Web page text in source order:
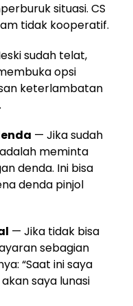
situasi. CS
tidak kooperatif.
sudah telat,
opsi
keterlambatan
— Jika sudah
meminta
denda. Ini bisa
denda pinjol
— Jika tidak bisa
sebagian
“Saat ini saya
saya lunasi